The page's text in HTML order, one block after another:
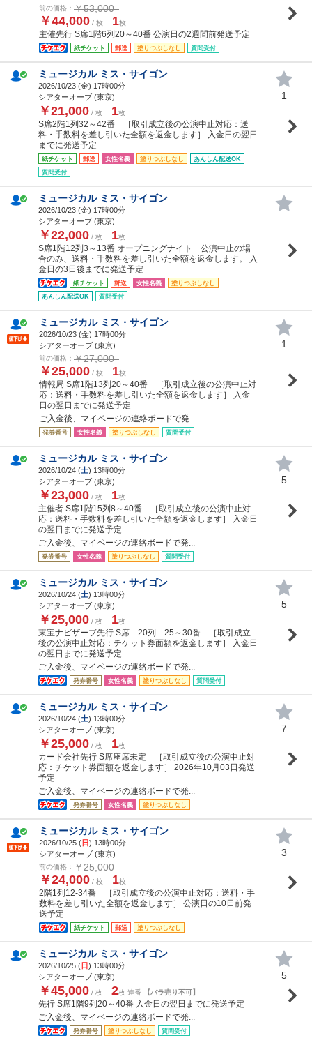
前の価格： ￥53,000
￥44,000 / 枚 1枚
主催先行 S席1階6列20～40番 公演日の2週間前発送予定
紙チケット 郵送 塗りつぶしなし 質問受付
ミュージカル ミス・サイゴン
2026/10/23 (金) 17時00分
シアターオーブ (東京)
￥21,000 / 枚 1枚
S席2階1列32～42番 ［取引成立後の公演中止対応：送
料・手数料を差し引いた全額を返金します］ 入金日の翌日
までに発送予定
紙チケット 郵送 女性名義 塗りつぶしなし
あんしん配送OK
質問受付
1
ミュージカル ミス・サイゴン
2026/10/23 (金) 17時00分
シアターオーブ (東京)
￥22,000 / 枚 1枚
S席1階12列3～13番 オープニングナイト 公演中止の場
合のみ、送料・手数料を差し引いた全額を返金します。 入
金日の3日後までに発送予定
紙チケット 郵送 女性名義
塗りつぶしなし
あんしん配送OK
質問受付
ミュージカル ミス・サイゴン
2026/10/23 (金) 17時00分
シアターオーブ (東京)
前の価格： ￥27,000
￥25,000 / 枚 1枚
情報局 S席1階13列20～40番 ［取引成立後の公演中止対
応：送料・手数料を差し引いた全額を返金します］ 入金
日の翌日までに発送予定
ご入金後、マイページの連絡ボードで発...
発券番号 女性名義 塗りつぶしなし 質問受付
1
ミュージカル ミス・サイゴン
2026/10/24 (土) 13時00分
シアターオーブ (東京)
￥23,000 / 枚 1枚
主催者 S席1階15列8～40番 ［取引成立後の公演中止対
応：送料・手数料を差し引いた全額を返金します］ 入金日
の翌日までに発送予定
ご入金後、マイページの連絡ボードで発...
発券番号 女性名義 塗りつぶしなし 質問受付
5
ミュージカル ミス・サイゴン
2026/10/24 (土) 13時00分
シアターオーブ (東京)
￥25,000 / 枚 1枚
東宝ナビザーブ先行 S席 20列 25～30番 ［取引成立
後の公演中止対応：チケット券面額を返金します］ 入金日
の翌日までに発送予定
ご入金後、マイページの連絡ボードで発...
発券番号 女性名義 塗りつぶしなし 質問受付
5
ミュージカル ミス・サイゴン
2026/10/24 (土) 13時00分
シアターオーブ (東京)
￥25,000 / 枚 1枚
カード会社先行 S席座席未定 ［取引成立後の公演中止対
応：チケット券面額を返金します］ 2026年10月03日発送
予定
ご入金後、マイページの連絡ボードで発...
発券番号 女性名義 塗りつぶしなし
7
ミュージカル ミス・サイゴン
2026/10/25 (日) 13時00分
シアターオーブ (東京)
前の価格： ￥25,000
￥24,000 / 枚 1枚
2階1列12-34番 ［取引成立後の公演中止対応：送料・手
数料を差し引いた全額を返金します］ 公演日の10日前発
送予定
紙チケット 郵送 塗りつぶしなし
3
ミュージカル ミス・サイゴン
2026/10/25 (日) 13時00分
シアターオーブ (東京)
￥45,000 / 枚 2枚 連番 【バラ売り不可】
先行 S席1階9列20～40番 入金日の翌日までに発送予定
ご入金後、マイページの連絡ボードで発...
発券番号 塗りつぶしなし 質問受付
5